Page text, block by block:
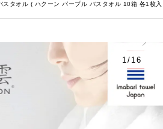
タオル ( ハクーン パープル バスタオル 10箱 各1枚
1/16